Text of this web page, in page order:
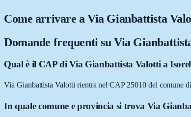
Come arrivare aVia Gianbattista
Domande frequenti su Via
Qual è il CAP di Via Gianbattista Valotti a
Via Gianbattista Valotti rientra nel CAP 25010 del comune
In quale comune e provincia si trova Via